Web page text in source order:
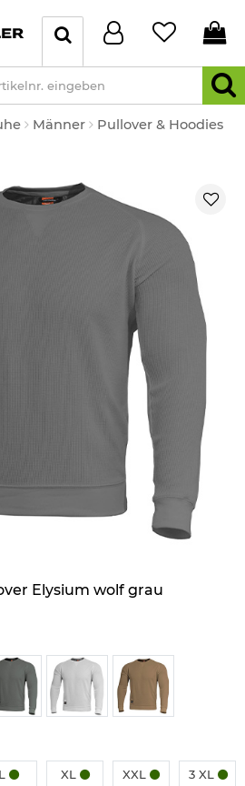
Männer
Pullover & Hoodies
Elysium wolf grau
L XL XXL 3 XL